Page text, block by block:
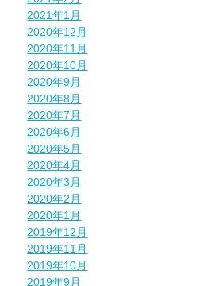
2021年1月
2020年12月
2020年11月
2020年10月
2020年9月
2020年8月
2020年7月
2020年6月
2020年5月
2020年4月
2020年3月
2020年2月
2020年1月
2019年12月
2019年11月
2019年10月
2019年9月